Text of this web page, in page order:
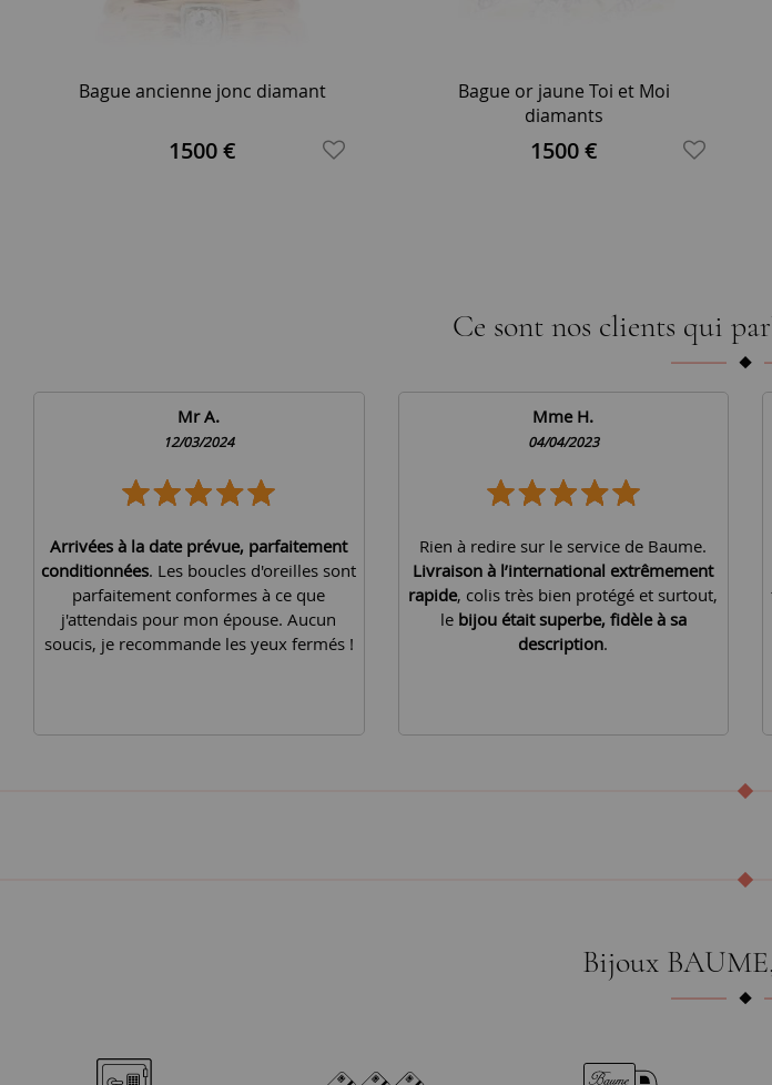
Bague ancienne jonc diamant
1500 €
Bague or jaune Toi et Moi
diamants
1500 €
Ce sont nos clients qui
Mr A.
12/03/2024
Arrivées à la date prévue, parfaitement
conditionnées. Les boucles d'oreilles sont
parfaitement conformes à ce que
j'attendais pour mon épouse. Aucun
soucis, je recommande les yeux fermés !
Mme H.
04/04/2023
Rien à redire sur le service de Baume.
Livraison à l’international extrêmement
rapide, colis très bien protégé et surtout,
le bijou était superbe, fidèle à sa
description.
Bijoux